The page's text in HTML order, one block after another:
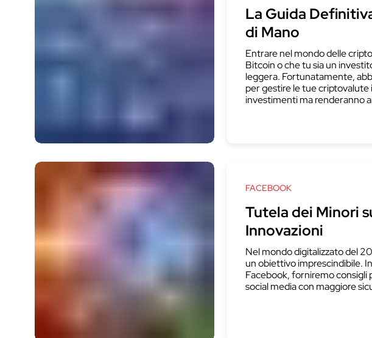
La Guida
di Mano
Entrare nel mondo delle
Bitcoin o che tu sia un
leggera. Fortunatamente,
per gestire le tue
investimenti ma renderanno
FACEBOOK
Tutela dei Minori
Innovazioni
Nel mondo digitalizzato del
un obiettivo imprescindibile.
Facebook, forniremo consigli
social media con maggiore